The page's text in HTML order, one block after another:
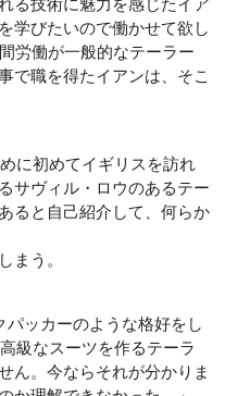
る技術に魅力を感じたイア
学びたいので働かせて欲し
労働が一般的なテーラー
で職を得たイアンは、そこ
に初めてイギリスを訪れ
サヴィル・ロウのあるテー
ると自己紹介して、何らか
まう。
パッカーのような格好をし
級なスーツを作るテーラ
ん。 今ならそれが分かりま